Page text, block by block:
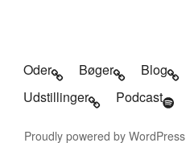
Oder Bøger Blog
Udstillinger
Podcast
Proudly powered by WordPress